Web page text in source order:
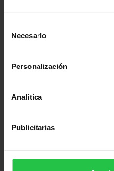
Necesario
Personalización
Analítica
Publicitarias
prensa
Actualidad
Apoyo
causado por el cáncer y
C/ Teniente Coronel